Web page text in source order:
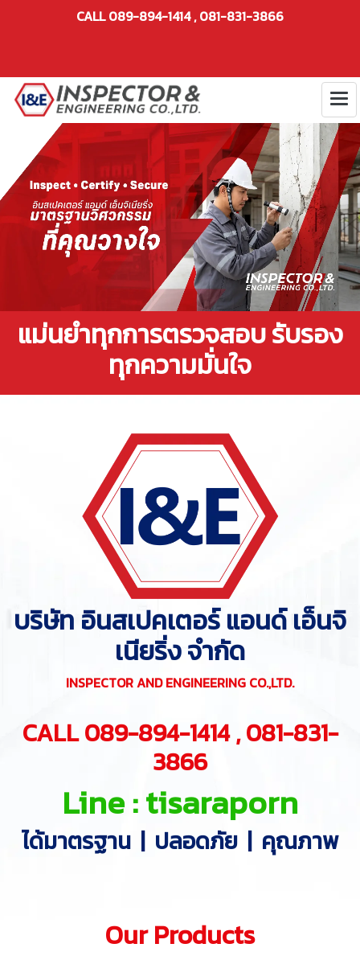
CALL 089-894-1414 , 081-831-3866
แม่นยำทุกการตรวจสอบ รับรอง
ทุกความมั่นใจ
บริษัท อินสเปคเตอร์ แอนด์ เอ็นจิ
เนียริ่ง จำกัด
INSPECTOR AND ENGINEERING CO.,LTD.
CALL 089-894-1414 , 081-831-
3866
Line : tisaraporn
ได้มาตรฐาน | ปลอดภัย | คุณภาพ
Our Products